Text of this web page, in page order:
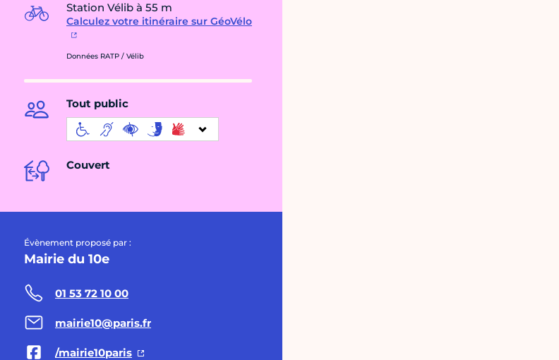
Station Vélib à 55 m
Calculez votre itinéraire sur GéoVélo
Données RATP / Vélib
Tout public
Couvert
Évènement proposé par :
Mairie du 10e
01 53 72 10 00
mairie10@paris.fr
/mairie10paris